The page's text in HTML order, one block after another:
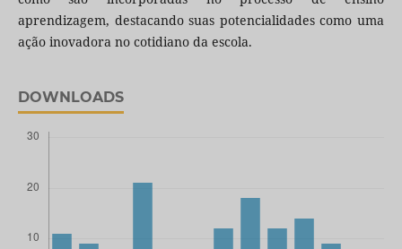
aprendizagem, destacando suas potencialidades como uma
ação inovadora no cotidiano da escola.
DOWNLOADS